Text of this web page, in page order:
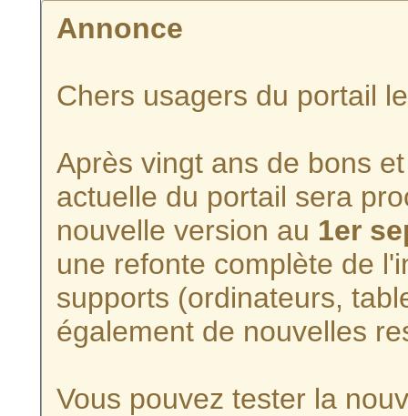
Annonce
Chers usagers du portail
Après vingt ans de bons
actuelle du portail sera
nouvelle version au 1er
une refonte complète de
supports (ordinateurs,
également de nouvelles
Vous pouvez tester la